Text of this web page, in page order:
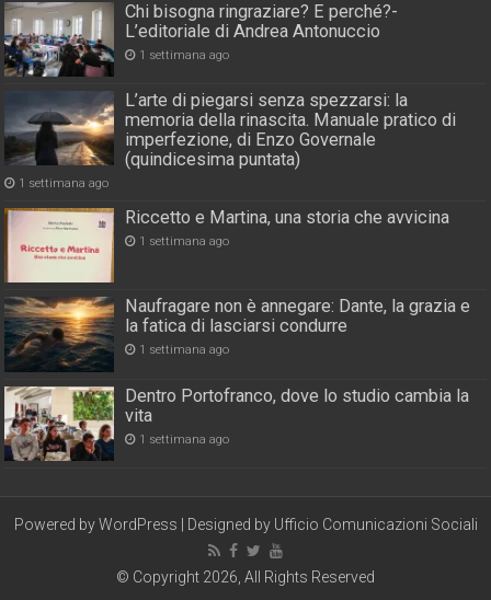
Chi bisogna ringraziare? E perché?-
L’editoriale di Andrea Antonuccio
1 settimana ago
L’arte di piegarsi senza spezzarsi: la
memoria della rinascita. Manuale pratico di
imperfezione, di Enzo Governale
(quindicesima puntata)
1 settimana ago
Riccetto e Martina, una storia che avvicina
1 settimana ago
Naufragare non è annegare: Dante, la grazia e
la fatica di lasciarsi condurre
1 settimana ago
Dentro Portofranco, dove lo studio cambia la
vita
1 settimana ago
Powered byWordPress | Designed by Ufficio Comunicazioni Sociali
© Copyright 2026, All Rights Reserved